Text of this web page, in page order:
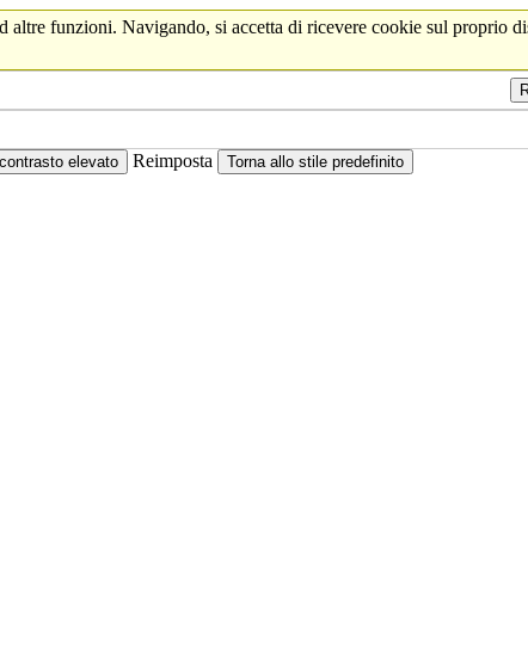
funzioni. Navigando, si accetta di ricevere cookie sul proprio
elevato Reimposta Torna allo stile predefinito